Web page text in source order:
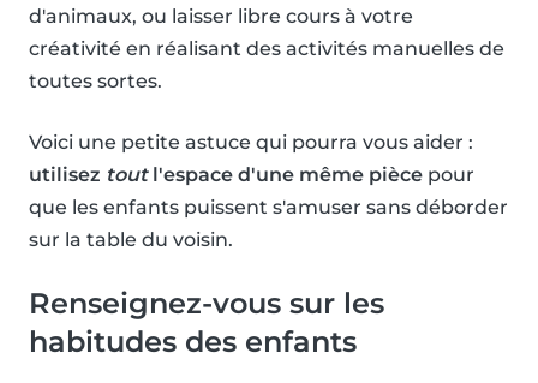
d'animaux, ou laisser libre cours à votre
créativité en réalisant des activités manuelles de
toutes sortes.
Voici une petite astuce qui pourra vous aider :
utilisez toutl'espace d'une même pièce pour
que les enfants puissent s'amuser sans déborder
sur la table du voisin.
Renseignez-vous sur les
habitudes des enfants